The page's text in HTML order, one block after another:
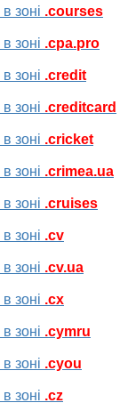
зоні .courses
зоні .cpa.pro
зоні .credit
зоні .creditcard
зоні .cricket
зоні .crimea.ua
зоні .cruises
зоні .cv
зоні .cv.ua
зоні .cx
зоні .cymru
зоні .cyou
зоні .cz